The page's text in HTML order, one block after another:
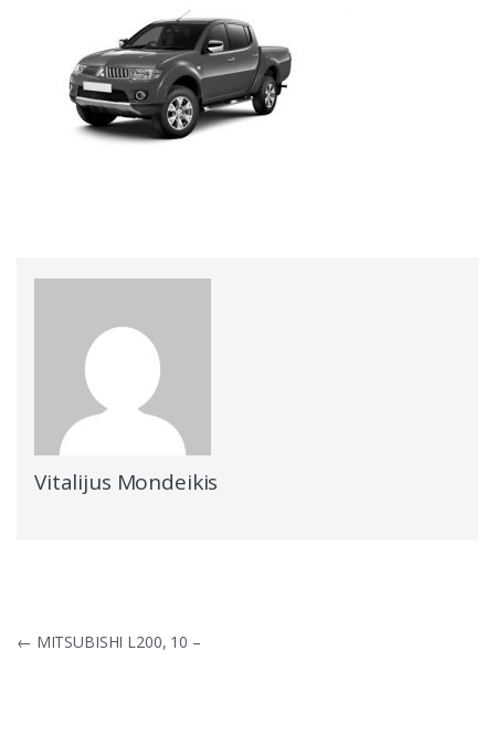
Vitalijus Mondeikis
Navigacija
← MITSUBISHI L200, 10 –